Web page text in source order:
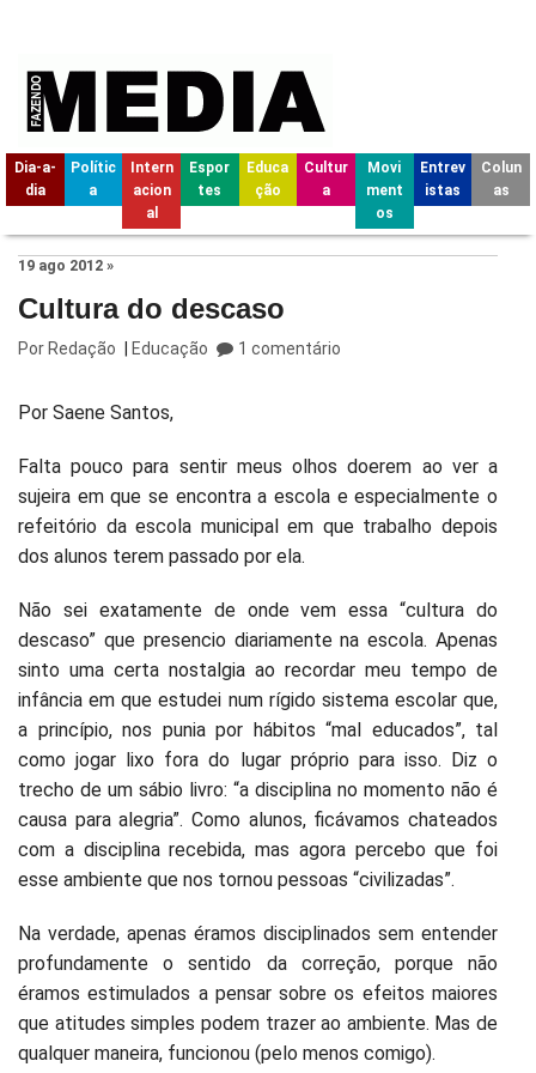
Dia-a-
dia
Polític
a
Intern
acion
al
Espor
tes
Educa
ção
Cultur
a
Movi
ment
os
Entrev
istas
Colun
as
19 ago 2012 »
Cultura do descaso
PorRedação | Educação 1 comentário
Por Saene Santos,
Falta pouco para sentir meus olhos doerem ao ver a
sujeira em que se encontra a escola e especialmente o
refeitório da escola municipal em que trabalho depois
dos alunos terem passado por ela.
Não sei exatamente de onde vem essa “cultura do
descaso” que presencio diariamente na escola. Apenas
sinto uma certa nostalgia ao recordar meu tempo de
infância em que estudei num rígido sistema escolar que,
a princípio, nos punia por hábitos “mal educados”, tal
como jogar lixo fora do lugar próprio para isso. Diz o
trecho de um sábio livro: “a disciplina no momento não é
causa para alegria”. Como alunos, ficávamos chateados
com a disciplina recebida, mas agora percebo que foi
esse ambiente que nos tornou pessoas “civilizadas”.
Na verdade, apenas éramos disciplinados sem entender
profundamente o sentido da correção, porque não
éramos estimulados a pensar sobre os efeitos maiores
que atitudes simples podem trazer ao ambiente. Mas de
qualquer maneira, funcionou (pelo menos comigo).